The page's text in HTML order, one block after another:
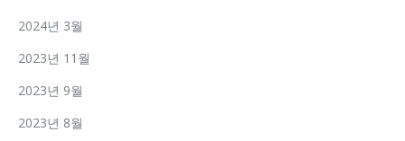
2024년 3월
2023년 11월
2023년 9월
2023년 8월